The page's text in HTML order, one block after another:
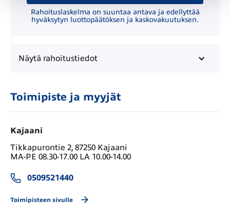
Rahoituslaskelma on suuntaa antava ja edellyttää
hyväksytyn luottopäätöksen ja kaskovakuutuksen.
Näytä rahoitustiedot
Toimipiste ja myyjät
Kajaani
Tikkapurontie 2, 87250 Kajaani
MA-PE 08.30-17.00 LA 10.00-14.00
0509521440
Toimipisteen sivulle